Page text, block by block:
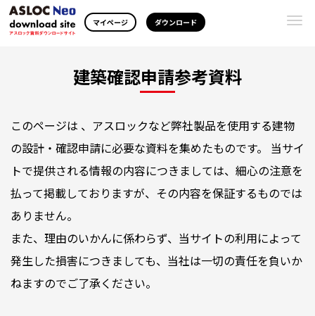
マイページ ダウンロード
建築確認申請参考資料
このページは 、アスロックなど弊社製品を使用する建物
の設計・確認申請に必要な資料を集めたものです。 当サイ
トで提供される情報の内容につきましては、細心の注意を
払って掲載しておりますが、その内容を保証するものでは
ありません。
また、理由のいかんに係わらず、当サイトの利用によって
発生した損害につきましても、当社は一切の責任を負いか
ねますのでご了承ください。